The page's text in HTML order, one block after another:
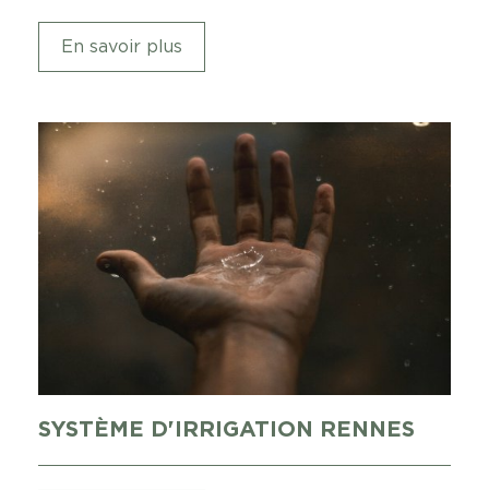
En savoir plus
SYSTÈME D'IRRIGATION RENNES